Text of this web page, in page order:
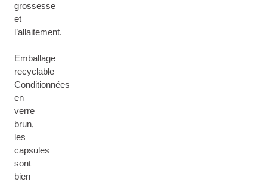
grossesse
et
l’allaitement.
Emballage
recyclable
Conditionnées
en
verre
brun,
les
capsules
sont
bien